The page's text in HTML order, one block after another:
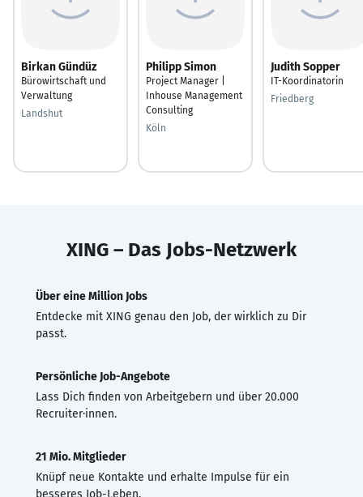
Birkan Gündüz
Bürowirtschaft und
Verwaltung
Landshut
Philipp Simon
Project Manager |
Inhouse Management
Consulting
Köln
Judith Sopper
IT-Koordinatorin
Friedberg
XING – Das Jobs-Netzwerk
Über eine Million Jobs
Entdecke mit XING genau den Job, der wirklich zu Dir
passt.
Persönliche Job-Angebote
Lass Dich finden von Arbeitgebern und über 20.000
Recruiter·innen.
21 Mio. Mitglieder
Knüpf neue Kontakte und erhalte Impulse für ein
besseres Job-Leben.